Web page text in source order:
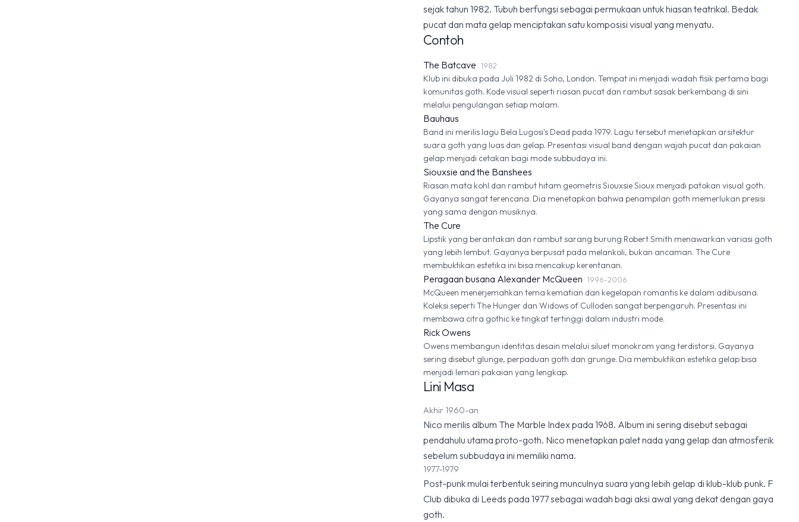
sejak tahun 1982. Tubuh berfungsi sebagai permukaan untuk hiasan teatrikal. Bedak
pucat dan mata gelap menciptakan satu komposisi visual yang menyatu.
Contoh
The Batcave 1982
Klub ini dibuka pada Juli 1982 di Soho, London. Tempat ini menjadi wadah fisik pertama bagi
komunitas goth. Kode visual seperti riasan pucat dan rambut sasak berkembang di sini
melalui pengulangan setiap malam.
Bauhaus
Band ini merilis lagu Bela Lugosi's Dead pada 1979. Lagu tersebut menetapkan arsitektur
suara goth yang luas dan gelap. Presentasi visual band dengan wajah pucat dan pakaian
gelap menjadi cetakan bagi mode subbudaya ini.
Siouxsie and the Banshees
Riasan mata kohl dan rambut hitam geometris Siouxsie Sioux menjadi patokan visual goth.
Gayanya sangat terencana. Dia menetapkan bahwa penampilan goth memerlukan presisi
yang sama dengan musiknya.
The Cure
Lipstik yang berantakan dan rambut sarang burung Robert Smith menawarkan variasi goth
yang lebih lembut. Gayanya berpusat pada melankoli, bukan ancaman. The Cure
membuktikan estetika ini bisa mencakup kerentanan.
Peragaan busana Alexander McQueen 1996-2006
McQueen menerjemahkan tema kematian dan kegelapan romantis ke dalam adibusana.
Koleksi seperti The Hunger dan Widows of Culloden sangat berpengaruh. Presentasi ini
membawa citra gothic ke tingkat tertinggi dalam industri mode.
Rick Owens
Owens membangun identitas desain melalui siluet monokrom yang terdistorsi. Gayanya
sering disebut glunge, perpaduan goth dan grunge. Dia membuktikan estetika gelap bisa
menjadi lemari pakaian yang lengkap.
Lini Masa
Akhir 1960-an
Nico merilis album The Marble Index pada 1968. Album ini sering disebut sebagai
pendahulu utama proto-goth. Nico menetapkan palet nada yang gelap dan atmosferik
sebelum subbudaya ini memiliki nama.
1977-1979
Post-punk mulai terbentuk seiring munculnya suara yang lebih gelap di klub-klub punk. F
Club dibuka di Leeds pada 1977 sebagai wadah bagi aksi awal yang dekat dengan gaya
goth.